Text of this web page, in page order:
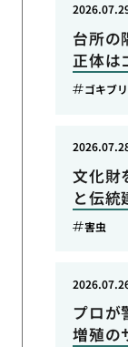
台所の
正体は
ゴキブリ
文化財
と伝統
害虫
プロが
増殖の